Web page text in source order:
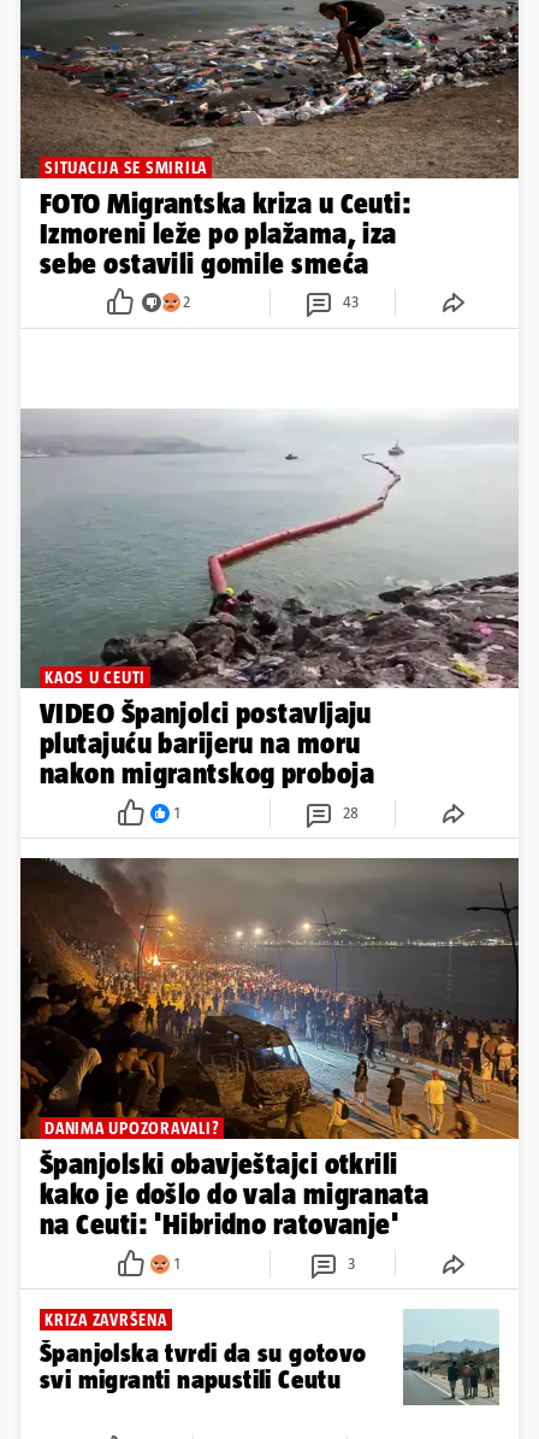
SITUACIJA SE SMIRILA
FOTO Migrantska kriza u Ceuti:
Izmoreni leže po plažama, iza
sebe ostavili gomile smeća
2 43
KAOS U CEUTI
VIDEO Španjolci postavljaju
plutajuću barijeru na moru
nakon migrantskog proboja
1 28
DANIMA UPOZORAVALI?
Španjolski obavještajci otkrili
kako je došlo do vala migranata
na Ceuti: 'Hibridno ratovanje'
1 3
KRIZA ZAVRŠENA
Španjolska tvrdi da su gotovo
svi migranti napustili Ceutu